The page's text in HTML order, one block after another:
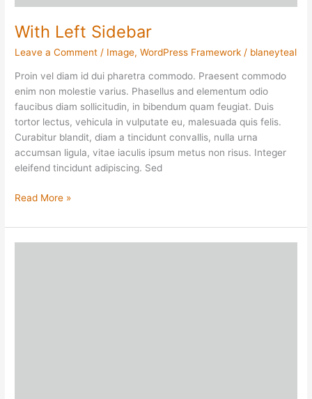
With Left Sidebar
Leave a Comment / Image,WordPress Framework / blaneyteal
Proin vel diam id dui pharetra commodo. Praesent commodo
enim non molestie varius. Phasellus and elementum odio
faucibus diam sollicitudin, in bibendum quam feugiat. Duis
tortor lectus, vehicula in vulputate eu, malesuada quis felis.
Curabitur blandit, diam a tincidunt convallis, nulla urna
accumsan ligula, vitae iaculis ipsum metus non risus. Integer
eleifend tincidunt adipiscing. Sed
Read More »